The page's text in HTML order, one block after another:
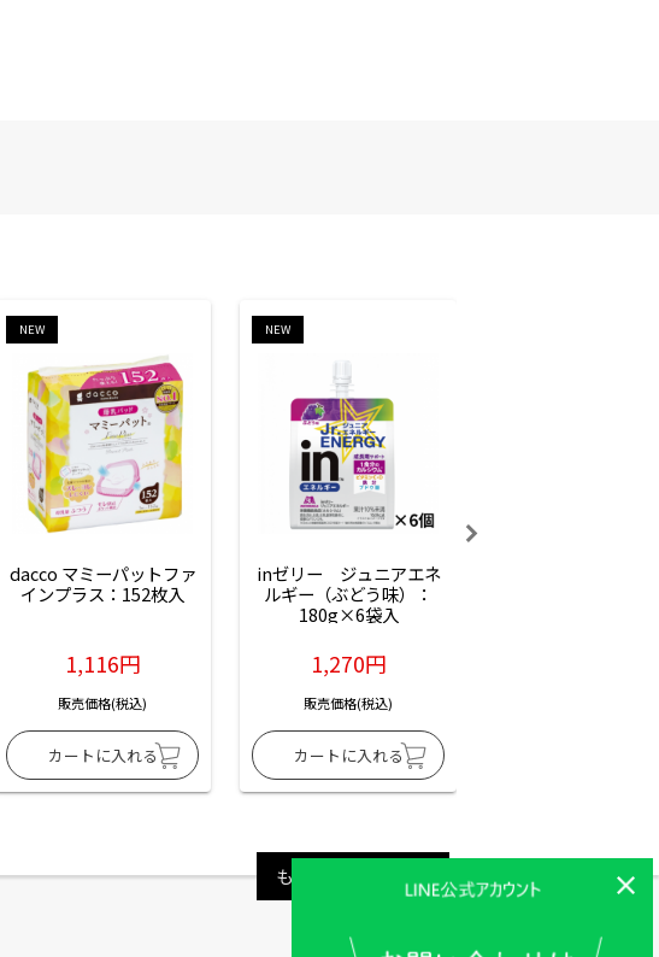
NEW
dacco マミーパットファ
インプラス：152枚入
1,116円
販売価格(税込)
NEW
inゼリー　ジュニアエネ
ルギー（ぶどう味）：
180g×6袋入
1,270円
販売価格(税込)
もっと見る